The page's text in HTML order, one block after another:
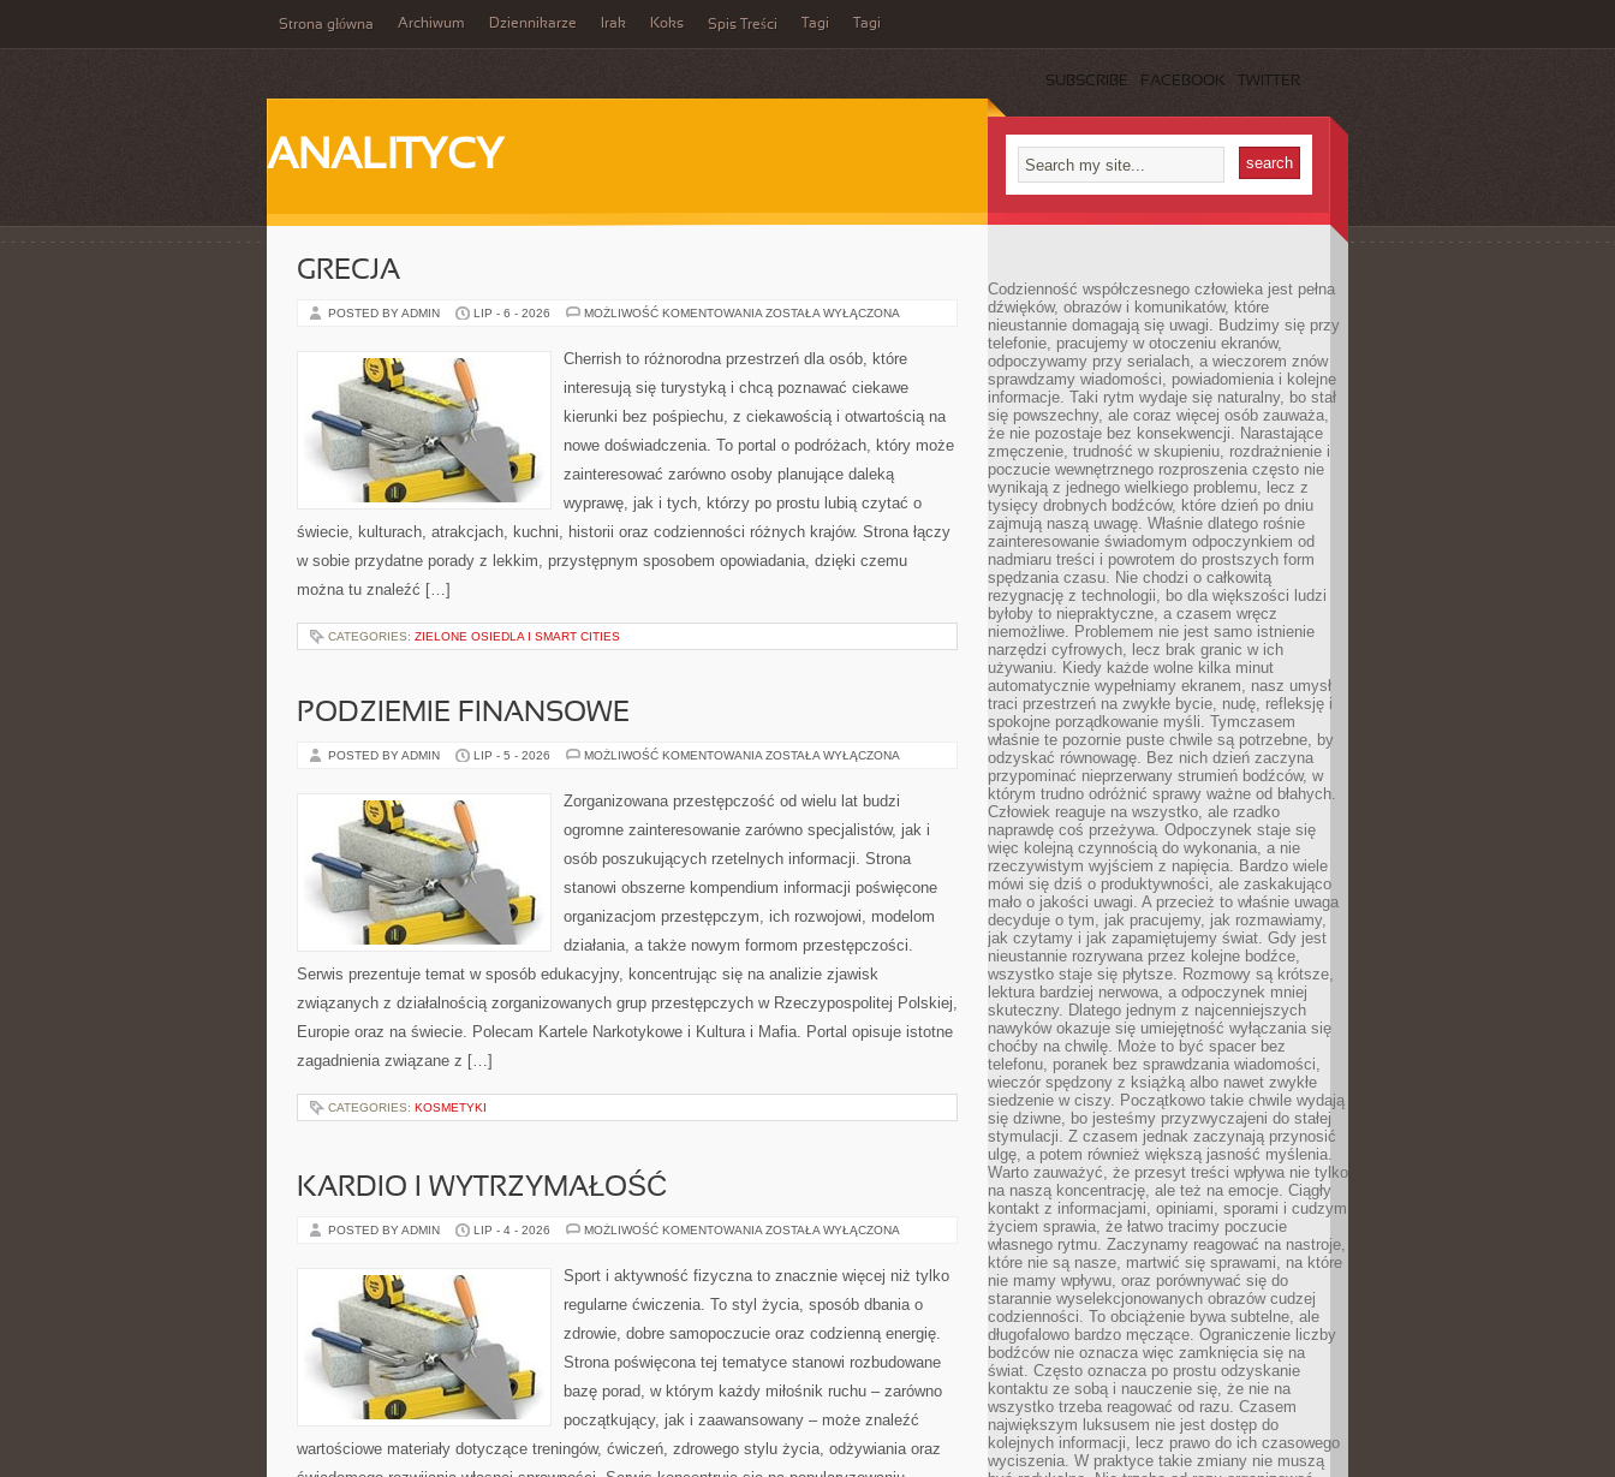
Strona główna Archiwum Dziennikarze Irak Koks Spis Treści Tagi Tagi
SUBSCRIBE FACEBOOK TWITTER
ANALITYCY
GRECJA
POSTED BY ADMIN LIP - 6 - 2026 MOŻLIWOŚĆ KOMENTOWANIA GRECJA
ZOSTAŁA WYŁĄCZONA
Cherrish to różnorodna przestrzeń dla osób, które
interesują się turystyką i chcą poznawać ciekawe
kierunki bez pośpiechu, z ciekawością i otwartością na
nowe doświadczenia. To portal o podróżach, który może
zainteresować zarówno osoby planujące daleką
wyprawę, jak i tych, którzy po prostu lubią czytać o
świecie, kulturach, atrakcjach, kuchni, historii oraz codzienności różnych krajów. Strona łączy
w sobie przydatne porady z lekkim, przystępnym sposobem opowiadania, dzięki czemu
można tu znaleźć […]
CATEGORIES: ZIELONE OSIEDLA I SMART CITIES
PODZIEMIE FINANSOWE
POSTED BY ADMIN LIP - 5 - 2026 MOŻLIWOŚĆ KOMENTOWANIA PODZIEMIE
ZOSTAŁA WYŁĄCZONA
Zorganizowana przestępczość od wielu lat budzi
ogromne zainteresowanie zarówno specjalistów, jak i
osób poszukujących rzetelnych informacji. Strona
stanowi obszerne kompendium informacji poświęcone
organizacjom przestępczym, ich rozwojowi, modelom
działania, a także nowym formom przestępczości.
Serwis prezentuje temat w sposób edukacyjny, koncentrując się na analizie zjawisk
związanych z działalnością zorganizowanych grup przestępczych w Rzeczypospolitej Polskiej,
Europie oraz na świecie. Polecam Kartele Narkotykowe i Kultura i Mafia. Portal opisuje istotne
zagadnienia związane z […]
CATEGORIES: KOSMETYKI
KARDIO I WYTRZYMAŁOŚĆ
POSTED BY ADMIN LIP - 4 - 2026 MOŻLIWOŚĆ KOMENTOWANIA KARDIO
ZOSTAŁA WYŁĄCZONA
Sport i aktywność fizyczna to znacznie więcej niż tylko
regularne ćwiczenia. To styl życia, sposób dbania o
zdrowie, dobre samopoczucie oraz codzienną energię.
Strona poświęcona tej tematyce stanowi rozbudowane
bazę porad, w którym każdy miłośnik ruchu – zarówno
początkujący, jak i zaawansowany – może znaleźć
wartościowe materiały dotyczące treningów, ćwiczeń, zdrowego stylu życia, odżywiania oraz
Codzienność współczesnego człowieka jest pełna
dźwięków, obrazów i komunikatów, które
nieustannie domagają się uwagi. Budzimy się przy
telefonie, pracujemy w otoczeniu ekranów,
odpoczywamy przy serialach, a wieczorem znów
sprawdzamy wiadomości, powiadomienia i kolejne
informacje. Taki rytm wydaje się naturalny, bo stał
się powszechny, ale coraz więcej osób zauważa,
że nie pozostaje bez konsekwencji. Narastające
zmęczenie, trudność w skupieniu, rozdrażnienie i
poczucie wewnętrznego rozproszenia często nie
wynikają z jednego wielkiego problemu, lecz z
tysięcy drobnych bodźców, które dzień po dniu
zajmują naszą uwagę. Właśnie dlatego rośnie
zainteresowanie świadomym odpoczynkiem od
nadmiaru treści i powrotem do prostszych form
spędzania czasu. Nie chodzi o całkowitą
rezygnację z technologii, bo dla większości ludzi
byłoby to niepraktyczne, a czasem wręcz
niemożliwe. Problemem nie jest samo istnienie
narzędzi cyfrowych, lecz brak granic w ich
używaniu. Kiedy każde wolne kilka minut
automatycznie wypełniamy ekranem, nasz umysł
traci przestrzeń na zwykłe bycie, nudę, refleksję i
spokojne porządkowanie myśli. Tymczasem
właśnie te pozornie puste chwile są potrzebne, by
odzyskać równowagę. Bez nich dzień zaczyna
przypominać nieprzerwany strumień bodźców, w
którym trudno odróżnić sprawy ważne od błahych.
Człowiek reaguje na wszystko, ale rzadko
naprawdę coś przeżywa. Odpoczynek staje się
więc kolejną czynnością do wykonania, a nie
rzeczywistym wyjściem z napięcia. Bardzo wiele
mówi się dziś o produktywności, ale zaskakująco
mało o jakości uwagi. A przecież to właśnie uwaga
decyduje o tym, jak pracujemy, jak rozmawiamy,
jak czytamy i jak zapamiętujemy świat. Gdy jest
nieustannie rozrywana przez kolejne bodźce,
wszystko staje się płytsze. Rozmowy są krótsze,
lektura bardziej nerwowa, a odpoczynek mniej
skuteczny. Dlatego jednym z najcenniejszych
nawyków okazuje się umiejętność wyłączania się
choćby na chwilę. Może to być spacer bez
telefonu, poranek bez sprawdzania wiadomości,
wieczór spędzony z książką albo nawet zwykłe
siedzenie w ciszy. Początkowo takie chwile wydają
się dziwne, bo jesteśmy przyzwyczajeni do stałej
stymulacji. Z czasem jednak zaczynają przynosić
ulgę, a potem również większą jasność myślenia.
Warto zauważyć, że przesyt treści wpływa nie tylko
na naszą koncentrację, ale też na emocje. Ciągły
kontakt z informacjami, opiniami, sporami i cudzym
życiem sprawia, że łatwo tracimy poczucie
własnego rytmu. Zaczynamy reagować na nastroje,
które nie są nasze, martwić się sprawami, na które
nie mamy wpływu, oraz porównywać się do
starannie wyselekcjonowanych obrazów cudzej
codzienności. To obciążenie bywa subtelne, ale
długofalowo bardzo męczące. Ograniczenie liczby
bodźców nie oznacza więc zamknięcia się na
świat. Często oznacza po prostu odzyskanie
kontaktu ze sobą i nauczenie się, że nie na
wszystko trzeba reagować od razu. Czasem
największym luksusem nie jest dostęp do
kolejnych informacji, lecz prawo do ich czasowego
wyciszenia. W praktyce takie zmiany nie muszą